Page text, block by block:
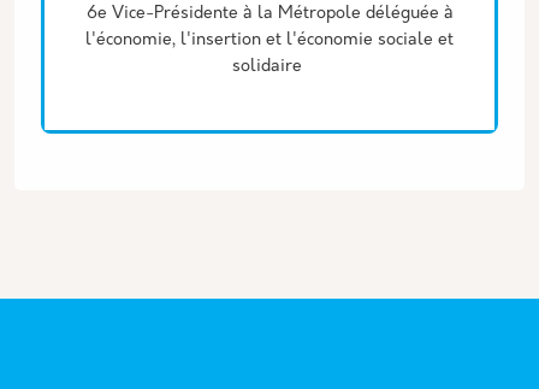
6e Vice-Présidente à la Métropole déléguée à
l'économie, l'insertion et l'économie sociale et
solidaire